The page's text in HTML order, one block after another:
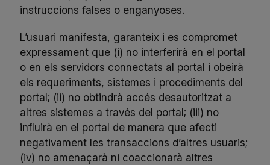
instruccions falses o enganyoses.
L’usuari manifesta, garanteix i es compromet
expressament que (i) no interferirà en el portal
o en els servidors connectats al portal i obeirà
els requeriments, sistemes i procediments del
portal; (ii) no obtindrà accés desautoritzat a
altres sistemes a través del portal; (iii) no
influirà en el portal de manera que afecti
negativament les transaccions d’altres usuaris;
(iv) no amenaçarà ni coaccionarà altres